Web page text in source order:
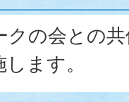
クの会との
ます。